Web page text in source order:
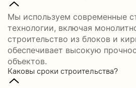
Мы используем современные
технологии, включая
строительство из блоков и
обеспечивает высокую
объектов.
Каковы сроки строительства?